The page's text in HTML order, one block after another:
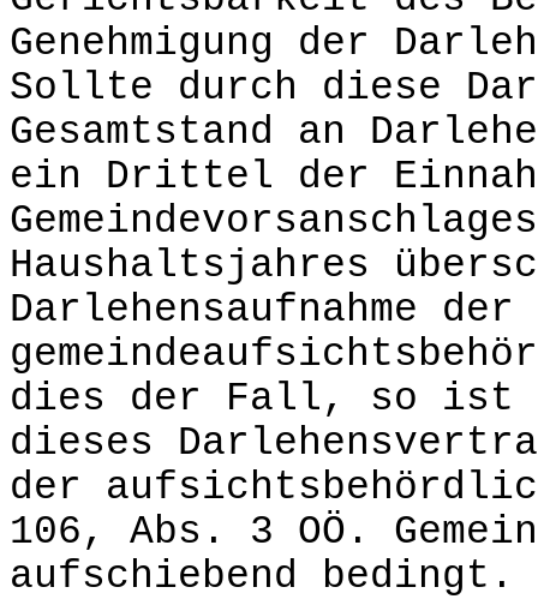
Genehmigung der
Sollte durch diese
Gesamtstand an
ein Drittel der
Haushaltsjahres
Darlehensaufnahme der
dies der Fall, so ist
dieses
der
106, Abs. 3 OÖ.
aufschiebend bedingt.